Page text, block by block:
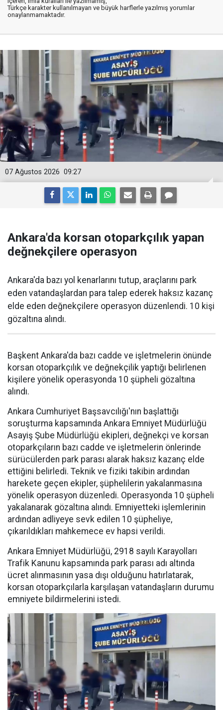
Türkçe karakter kullanılmayan ve büyük harflerle yazılmış yorumlar
onaylanmamaktadır.
09:27
07 Ağustos 2026
Ankara'da korsan otoparkçılık yapan
değnekçilere operasyon
Ankara'da bazı yol kenarlarını tutup, araçlarını park
eden vatandaşlardan para talep ederek haksız kazanç
elde eden değnekçilere operasyon düzenlendi. 10 kişi
gözaltına alındı.
Başkent Ankara'da bazı cadde ve işletmelerin önünde
korsan otoparkçılık ve değnekçilik yaptığı belirlenen
kişilere yönelik operasyonda 10 şüpheli gözaltına
alındı.
Ankara Cumhuriyet Başsavcılığı'nın başlattığı
soruşturma kapsamında Ankara Emniyet Müdürlüğü
Asayiş Şube Müdürlüğü ekipleri, değnekçi ve korsan
otoparkçıların bazı cadde ve işletmelerin önlerinde
sürücülerden park parası alarak haksız kazanç elde
ettiğini belirledi. Teknik ve fiziki takibin ardından
harekete geçen ekipler, şüphelilerin yakalanmasına
yönelik operasyon düzenledi. Operasyonda 10 şüpheli
yakalanarak gözaltına alındı. Emniyetteki işlemlerinin
ardından adliyeye sevk edilen 10 şüpheliye,
çıkarıldıkları mahkemece ev hapsi verildi.
Ankara Emniyet Müdürlüğü, 2918 sayılı Karayolları
Trafik Kanunu kapsamında park parası adı altında
ücret alınmasının yasa dışı olduğunu hatırlatarak,
korsan otoparkçılarla karşılaşan vatandaşların durumu
emniyete bildirmelerini istedi.